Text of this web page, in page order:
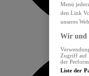
Menü
den Link
unseres
Wir und
Zugriff auf
der
Liste der